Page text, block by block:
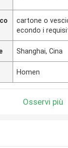
cartone o
econdo i
Shanghai, Cina
Homen
Osservi più